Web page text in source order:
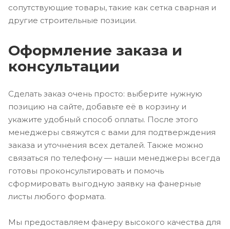
сопутствующие товары, такие как сетка сварная и
другие строительные позиции.
Оформление заказа и
консультации
Сделать заказ очень просто: выберите нужную
позицию на сайте, добавьте её в корзину и
укажите удобный способ оплаты. После этого
менеджеры свяжутся с вами для подтверждения
заказа и уточнения всех деталей. Также можно
связаться по телефону — наши менеджеры всегда
готовы проконсультировать и помочь
сформировать выгодную заявку на фанерные
листы любого формата.
Мы предоставляем фанеру высокого качества для